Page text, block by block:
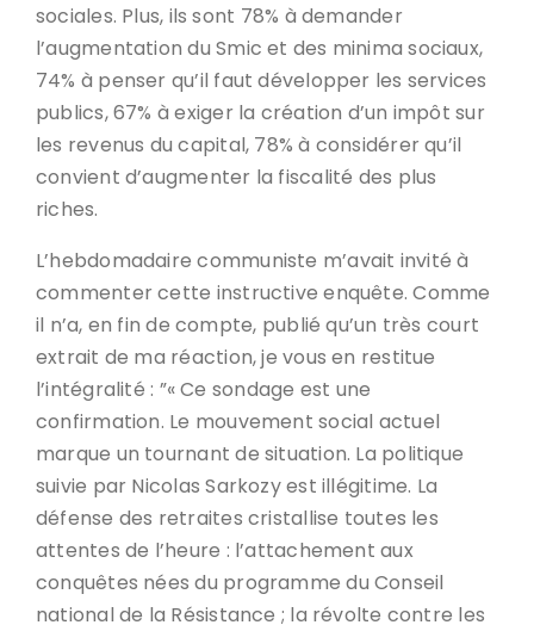
sociales. Plus, ils sont 78% à demander
l’augmentation du Smic et des minima sociaux,
74% à penser qu’il faut développer les services
publics, 67% à exiger la création d’un impôt sur
les revenus du capital, 78% à considérer qu’il
convient d’augmenter la fiscalité des plus
riches.
L’hebdomadaire communiste m’avait invité à
commenter cette instructive enquête. Comme
il n’a, en fin de compte, publié qu’un très court
extrait de ma réaction, je vous en restitue
l’intégralité : ”« Ce sondage est une
confirmation. Le mouvement social actuel
marque un tournant de situation. La politique
suivie par Nicolas Sarkozy est illégitime. La
défense des retraites cristallise toutes les
attentes de l’heure : l’attachement aux
conquêtes nées du programme du Conseil
national de la Résistance ; la révolte contre les